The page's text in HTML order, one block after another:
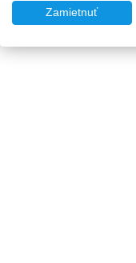
Zamietnuť